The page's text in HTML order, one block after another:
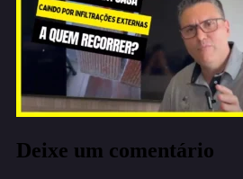
Deixe um comentário